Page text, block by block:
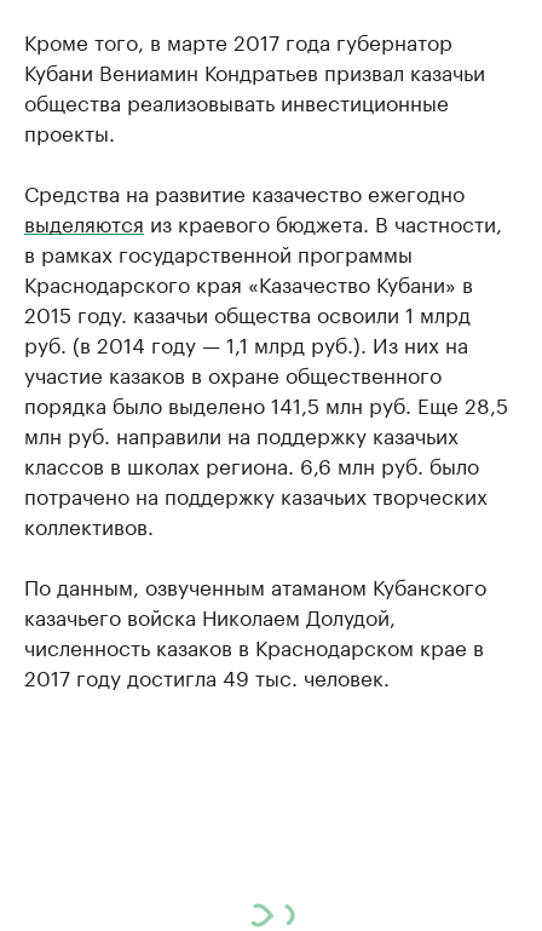
Кроме того, в марте 2017 года губернатор
Кубани Вениамин Кондратьев призвал казачьи
общества реализовывать инвестиционные
проекты.
Средства на развитие казачество ежегодно
выделяются из краевого бюджета. В частности,
в рамках государственной программы
Краснодарского края «Казачество Кубани» в
2015 году. казачьи общества освоили 1 млрд
руб. (в 2014 году — 1,1 млрд руб.). Из них на
участие казаков в охране общественного
порядка было выделено 141,5 млн руб. Еще 28,5
млн руб. направили на поддержку казачьих
классов в школах региона. 6,6 млн руб. было
потрачено на поддержку казачьих творческих
коллективов.
По данным, озвученным атаманом Кубанского
казачьего войска Николаем Долудой,
численность казаков в Краснодарском крае в
2017 году достигла 49 тыс. человек.